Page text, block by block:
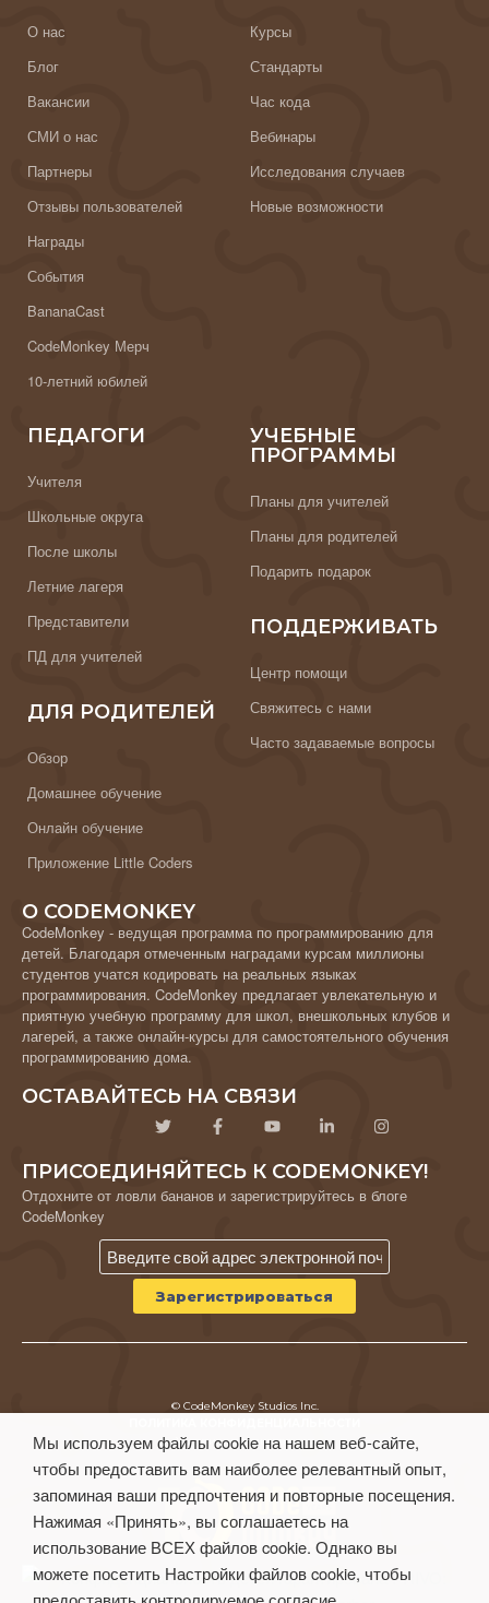
О нас
Блог
Вакансии
СМИ о нас
Партнеры
Отзывы пользователей
Награды
События
BananaCast
CodeMonkey Мерч
10-летний юбилей
Курсы
Стандарты
Час кода
Вебинары
Исследования случаев
Новые возможности
ПЕДАГОГИ
Учителя
Школьные округа
После школы
Летние лагеря
Представители
ПД для учителей
ДЛЯ РОДИТЕЛЕЙ
Обзор
Домашнее обучение
Онлайн обучение
Приложение Little Coders
УЧЕБНЫЕ
ПРОГРАММЫ
Планы для учителей
Планы для родителей
Подарить подарок
ПОДДЕРЖИВАТЬ
Центр помощи
Свяжитесь с нами
Часто задаваемые вопросы
О CODEMONKEY
CodeMonkey - ведущая программа по программированию для
детей. Благодаря отмеченным наградами курсам миллионы
студентов учатся кодировать на реальных языках
программирования. CodeMonkey предлагает увлекательную и
приятную учебную программу для школ, внешкольных клубов и
лагерей, а также онлайн-курсы для самостоятельного обучения
программированию дома.
ОСТАВАЙТЕСЬ НА СВЯЗИ
ПРИСОЕДИНЯЙТЕСЬ К CODEMONKEY!
Отдохните от ловли бананов и зарегистрируйтесь в блоге
CodeMonkey
© CodeMonkey Studios Inc.
Условия использования
Мы используем файлы cookie на нашем веб-сайте,
чтобы предоставить вам наиболее релевантный опыт,
запоминая ваши предпочтения и повторные посещения.
Нажимая «Принять», вы соглашаетесь на
использование ВСЕХ файлов cookie. Однако вы
можете посетить Настройки файлов cookie, чтобы